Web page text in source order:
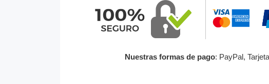
Nuestras formas de pago: PayPal,